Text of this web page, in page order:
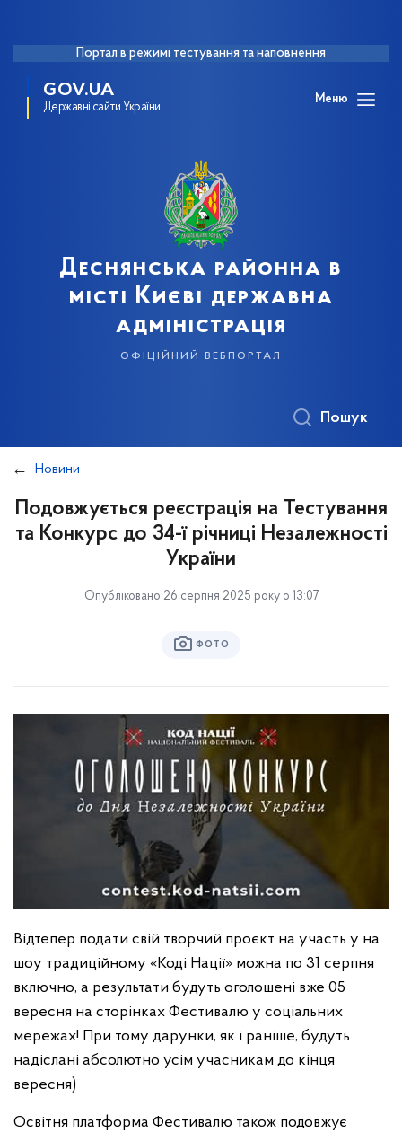
Портал в режимі тестування та наповнення
GOV.UA
Державні сайти України
Меню
Деснянська районна в
місті Києві державна
адміністрація
офіційний вебпортал
Пошук
Новини
Подовжується реєстрація на Тестування
та Конкурс до 34-ї річниці Незалежності
України
Опубліковано 26 серпня 2025 року о 13:07
ФОТО
Відтепер подати свій творчий проєкт на участь у на
шоу традиційному «Коді Нації» можна по 31 серпня
включно, а результати будуть оголошені вже 05
вересня на сторінках Фестивалю у соціальних
мережах! При тому дарунки, як і раніше, будуть
надіслані абсолютно усім учасникам до кінця
вересня)
Освітня платформа Фестивалю також подовжує